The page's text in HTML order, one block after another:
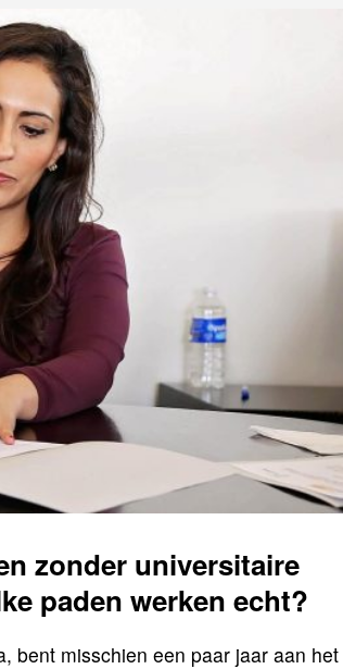
zonder universitaire
paden werken echt?
bent misschien een paar jaar aan het